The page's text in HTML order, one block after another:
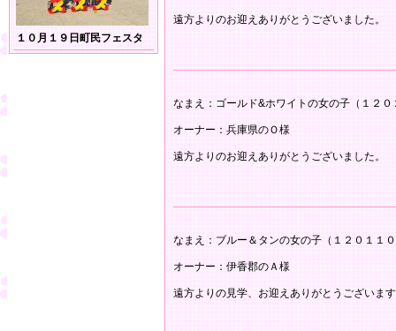
１０月１９日町民フェスタ
遠方よりのお迎えありがとうございました。
なまえ：ゴールド&ホワイトの女の子（１２０
オーナー：兵庫県のＯ様
遠方よりのお迎えありがとうございました。
なまえ：ブルー＆タンの女の子（１２０１１
オーナー：伊香郡のＡ様
遠方よりの見学、お迎えありがとうございま